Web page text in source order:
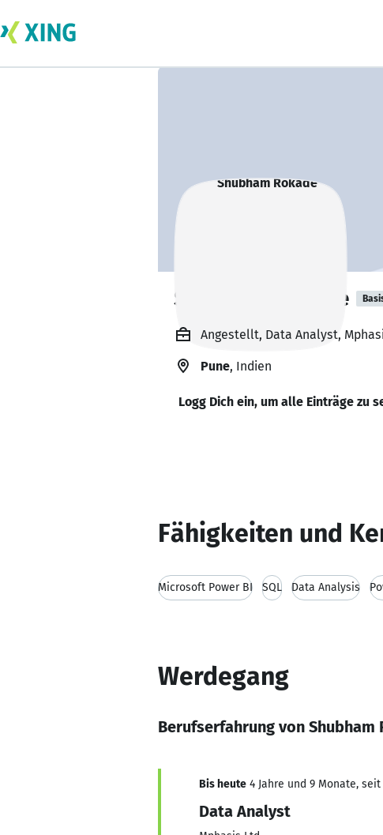
Shubham Rokade
Angestellt, Data Analyst,
Pune, Indien
Logg Dich ein, um alle Einträge zu
Fähigkeiten und
Microsoft Power BI SQL Data Analysis
Werdegang
Berufserfahrung von Shubham
Bis heute 4 Jahre und 9 Monate, seit
Data Analyst